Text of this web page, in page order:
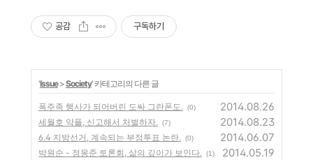
공감 구독하기
'Issue>Society' 카테고리의 다른 글
폭주족 행사가 되어버린 도싸 그란폰도. (0) 2014.08.26
세월호 악플, 신고해서 처벌하자. (7) 2014.08.23
6.4 지방선거, 계속되는 부정투표 논란. (0) 2014.06.07
박원순 - 정몽준 토론회, 삶의 깊이가 보인다. (1) 2014.05.19